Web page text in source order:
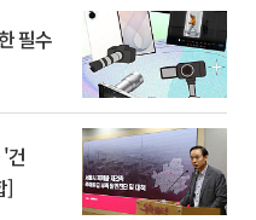
필수
건
]